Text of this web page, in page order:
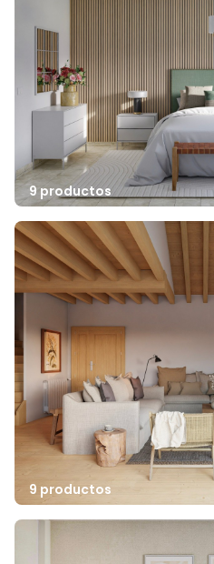
9 productos
9 productos